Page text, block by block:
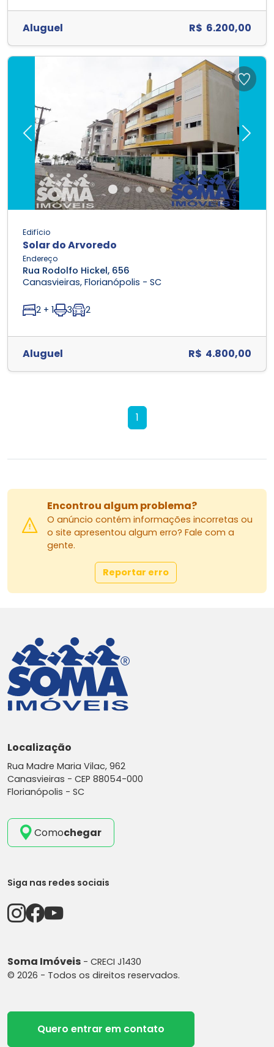
Aluguel R$ 6.200,00
Previous Next
Edifício
Solar do Arvoredo
Endereço
Rua Rodolfo Hickel, 656
Canasvieiras, Florianópolis - SC
2 + 1 3 2
Aluguel R$ 4.800,00
1
Encontrou algum problema?
O anúncio contém informações incorretas ou
o site apresentou algum erro? Fale com a
gente.
Reportar erro
Localização
Rua Madre Maria Vilac, 962
Canasvieiras - CEP 88054-000
Florianópolis - SC
Comochegar
Siga nas redes sociais
Soma Imóveis - CRECI J1430
© 2026 - Todos os direitos reservados.
Quero entrar em contato